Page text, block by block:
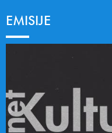
EMISIJE